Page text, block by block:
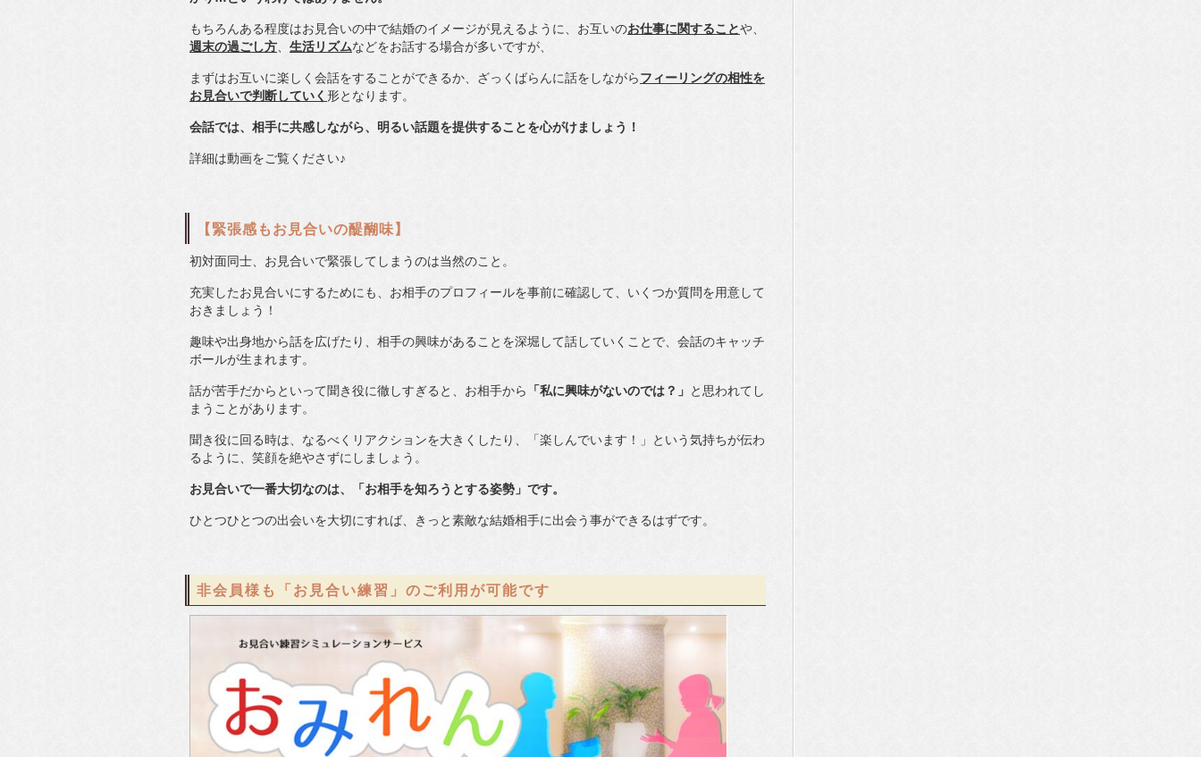
もちろんある程度はお見合いの中で結婚のイメージが見えるように、お互いのお仕事に関することや、
週末の過ごし方、 生活リズムなどをお話する場合が多いですが、
まずはお互いに楽しく会話をすることができるか、ざっくばらんに話をしながら フィーリングの相性を
お見合いで判断していく 形となります。
会話では、相手に共感しながら、明るい話題を提供することを心がけましょう！
詳細は動画をご覧ください♪
【緊張感もお見合いの醍醐味】
初対面同士、お見合いで緊張してしまうのは当然のこと。
充実したお見合いにするためにも、お相手のプロフィールを事前に確認して、いくつか質問を用意して
おきましょう！
趣味や出身地から話を広げたり、相手の興味があることを深堀して話していくことで、会話のキャッチ
ボールが生まれます。
話が苦手だからといって聞き役に徹しすぎると、お相手から 「私に興味がないのでは？」 と思われてし
まうことがあります。
聞き役に回る時は、なるべくリアクションを大きくしたり、「楽しんでいます！」という気持ちが伝わ
るように、笑顔を絶やさずにしましょう。
お見合いで一番大切なのは、「お相手を知ろうとする姿勢」です。
ひとつひとつの出会いを大切にすれば、きっと素敵な結婚相手に出会う事ができるはずです。
非会員様も「お見合い練習」のご利用が可能です